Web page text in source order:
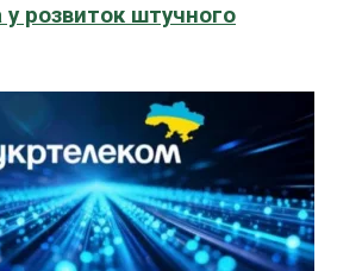
у розвиток штучного